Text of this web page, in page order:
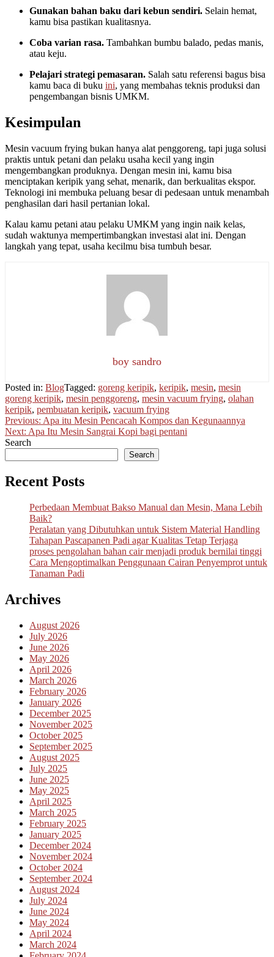
Gunakan bahan baku dari kebun sendiri. Selain hemat,
kamu bisa pastikan kualitasnya.
Coba varian rasa. Tambahkan bumbu balado, pedas manis,
atau keju.
Pelajari strategi pemasaran. Salah satu referensi bagus bisa
kamu baca di buku ini, yang membahas teknis produksi dan
pengembangan bisnis UMKM.
Kesimpulan
Mesin vacuum frying bukan hanya alat penggoreng, tapi juga solusi
praktis untuk petani dan pelaku usaha kecil yang ingin
mengembangkan produknya. Dengan mesin ini, kamu bisa
menciptakan keripik yang sehat, menarik, dan berkualitas ekspor.
Teknologi ini membuka peluang besar di pedesaan untuk menambah
penghasilan dari hasil pertanian lokal.
Kalau kamu petani atau pelaku UMKM yang ingin naik kelas,
sudah waktunya mempertimbangkan investasi alat ini. Dengan
langkah yang tepat, usaha kecilmu bisa tumbuh besar.
boy sandro
Posted in: BlogTagged: goreng keripik, keripik, mesin, mesin
goreng keripik, mesin penggoreng, mesin vacuum frying, olahan
keripik, pembuatan keripik, vacuum frying
Post
navigation
Previous: Apa itu Mesin Pencacah Kompos dan Kegunaannya
Next: Apa Itu Mesin Sangrai Kopi bagi pentani
Search
Search
Recent Posts
Perbedaan Membuat Bakso Manual dan Mesin, Mana Lebih
Baik?
Peralatan yang Dibutuhkan untuk Sistem Material Handling
Tahapan Pascapanen Padi agar Kualitas Tetap Terjaga
proses pengolahan bahan cair menjadi produk bernilai tinggi
Cara Mengoptimalkan Penggunaan Cairan Penyemprot untuk
Tanaman Padi
Archives
August 2026
July 2026
June 2026
May 2026
April 2026
March 2026
February 2026
January 2026
December 2025
November 2025
October 2025
September 2025
August 2025
July 2025
June 2025
May 2025
April 2025
March 2025
February 2025
January 2025
December 2024
November 2024
October 2024
September 2024
August 2024
July 2024
June 2024
May 2024
April 2024
March 2024